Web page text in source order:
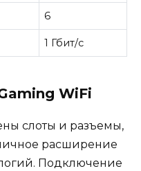
6
1 Гбит/с
WiFi
слоты и разъемы,
расширение
Подключение